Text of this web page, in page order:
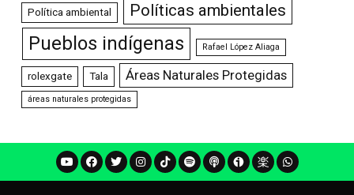
Política ambiental Políticas ambientales
Pueblos indígenas Rafael López Aliaga
rolexgate Tala Áreas Naturales Protegidas
áreas naturales protegidas